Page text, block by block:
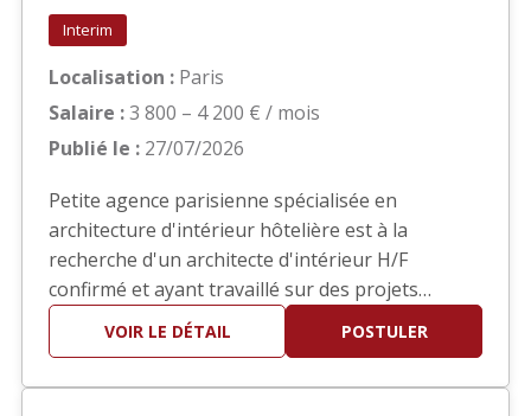
Interim
Localisation : Paris
Salaire :3 800 – 4 200 € / mois
Publié le : 27/07/2026
Petite agence parisienne spécialisée en
architecture d'intérieur hôtelière est à la
recherche d'un architecte d'intérieur H/F
confirmé et ayant travaillé sur des projets
hôteliers. Bon concepteur (trice), vous travaillez
également sur Autocad pour dessiner tous les
VOIR LE DÉTAIL POSTULER